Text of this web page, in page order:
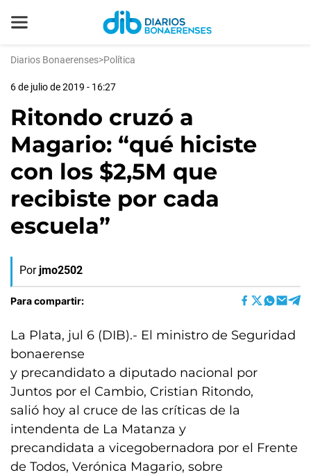
Diarios Bonaerenses>Política
6 de julio de 2019 - 16:27
Ritondo cruzó a
Magario: “qué hiciste
con los $2,5M que
recibiste por cada
escuela”
Por jmo2502
Para compartir:
La Plata, jul 6 (DIB).- El ministro de Seguridad
bonaerense
y precandidato a diputado nacional por
Juntos por el Cambio, Cristian Ritondo,
salió hoy al cruce de las críticas de la
intendenta de La Matanza y
precandidata a vicegobernadora por el Frente
de Todos, Verónica Magario, sobre